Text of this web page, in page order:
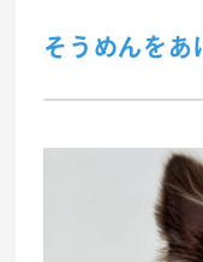
そうめんをあ